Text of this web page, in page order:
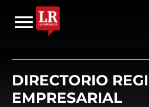
DIRECTORIO
EMPRESARIAL